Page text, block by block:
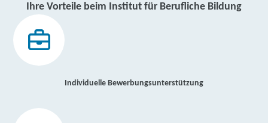
Ihre Vorteile beim Institut für Berufliche Bildung
Individuelle Bewerbungsunterstützung